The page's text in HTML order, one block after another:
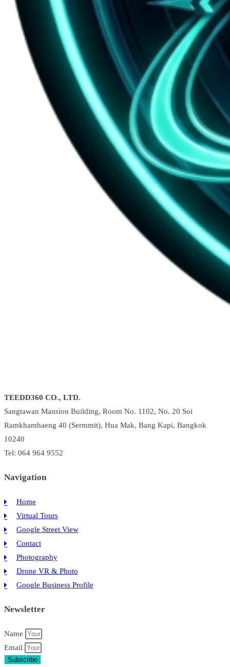
TEEDD360 CO., LTD.
Sangtawan Mansion Building, Room No. 1102, No. 20 Soi
Ramkhamhaeng 40 (Sermmit), Hua Mak, Bang Kapi, Bangkok
10240
Tel: 064 964 9552
Navigation
Home
Virtual Tours
Google Street View
Contact
Photography
Drone VR & Photo
Google Business Profile
Newsletter
Name
Email
Subscribe